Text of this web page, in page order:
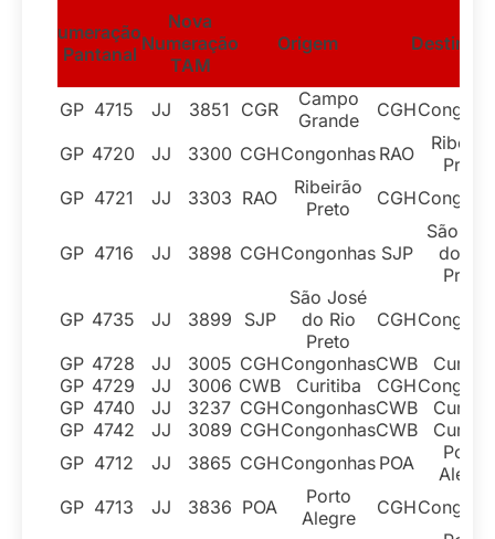
umeração
Pantanal
Nova
Numeração
TAM
Origem Destino
GP 4715 JJ 3851 CGR
Campo
Grande
CGH
GP 4720 JJ 3300 CGHCongonhas RAO
Preto
GP 4721 JJ 3303 RAO
Ribeirão
Preto
CGH
GP 4716 JJ 3898 CGHCongonhas SJP
São
do Rio
Preto
GP 4735 JJ 3899 SJP
São José
do Rio
Preto
CGH
GP 4728 JJ 3005 CGHCongonhasCWB
GP 4729 JJ 3006 CWB Curitiba CGH
GP 4740 JJ 3237 CGHCongonhasCWB
GP 4742 JJ 3089 CGHCongonhasCWB
GP 4712 JJ 3865 CGHCongonhas POA
Porto
Alegre
GP 4713 JJ 3836 POA
Porto
Alegre
CGH